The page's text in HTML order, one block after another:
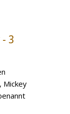
3
Mickey